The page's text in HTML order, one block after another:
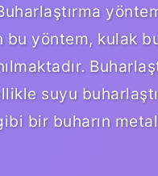
bu yöntem, kulak
suyu
bir buharın